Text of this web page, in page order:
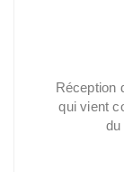
Réception
qui vient
du